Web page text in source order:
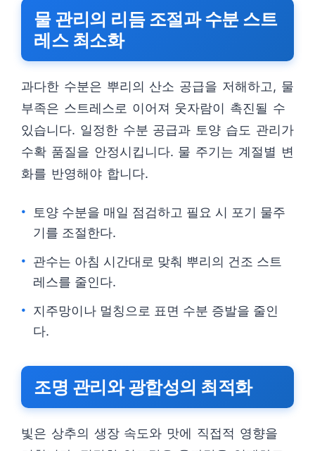
물 관리의 리듬 조절과 수분 스트
레스 최소화
과다한 수분은 뿌리의 산소 공급을 저해하고, 물
부족은 스트레스로 이어져 웃자람이 촉진될 수
있습니다. 일정한 수분 공급과 토양 습도 관리가
수확 품질을 안정시킵니다. 물 주기는 계절별 변
화를 반영해야 합니다.
토양 수분을 매일 점검하고 필요 시 포기 물주
기를 조절한다.
관수는 아침 시간대로 맞춰 뿌리의 건조 스트
레스를 줄인다.
지주망이나 멀칭으로 표면 수분 증발을 줄인
다.
조명 관리와 광합성의 최적화
빛은 상추의 생장 속도와 맛에 직접적 영향을